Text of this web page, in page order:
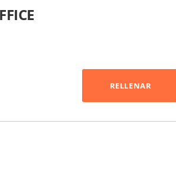
RELLENAR